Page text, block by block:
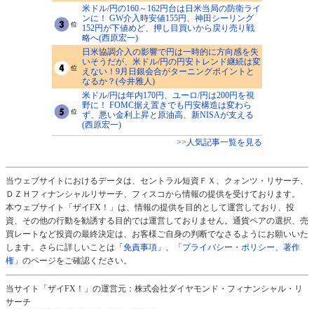
米ドル/円の160～162円台は日米当局の防衛ライ
ンに！ GW介入時安値155円、神田シーリング
152円が下値めど、押し目買いから戻り売り戦
略へ(西原宏一)
日米協調介入の影響で円は一時的に方向感を失
いそうだが、米ドル/円の円安トレンド継続は変
えない！9月日銀会合がターニングポイントと
なるか？(今井雅人)
米ドル/円は年内170円、ユーロ/円は200円を視
野に！ FOMC据え置きでも円安構造は変わら
ず、悪い金利上昇と原油高、新NISAが支える
(西原宏一)
>>人気記事一覧を見る
当ウェブサイトにおけるデータは、セントラル短資ＦＸ、クォンツ・リサーチ、
ＤＺＨフィナンシャルリサーチ、フィスコから情報の提供を受けております。
本ウェブサイト「ザイFX！」は、情報の提供を目的として運営しており、投
資、その他の行動を勧誘する目的では運営しておりません。通貨ペアの選択、売
買レートなど投資の最終決定は、お客様ご自身の判断でなさるようにお願いいた
します。さらに詳しいことは 「免責事項」 、
「プライバシー・ポリシー、著作
権」 のページをご確認ください。
当サイト「ザイFX！」の運営元：株式会社ダイヤモンド・フィナンシャル・リ
サーチ